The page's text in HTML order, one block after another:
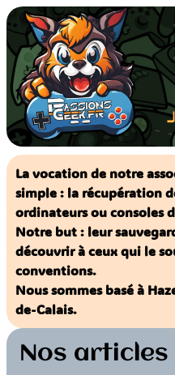
Aller
au
contenu
La vocation de notre
simple : la récupération
ordinateurs ou consoles
Notre but : leur
découvrir à ceux qui le
conventions.
Nous sommes basé à
de-Calais.
Nos articles